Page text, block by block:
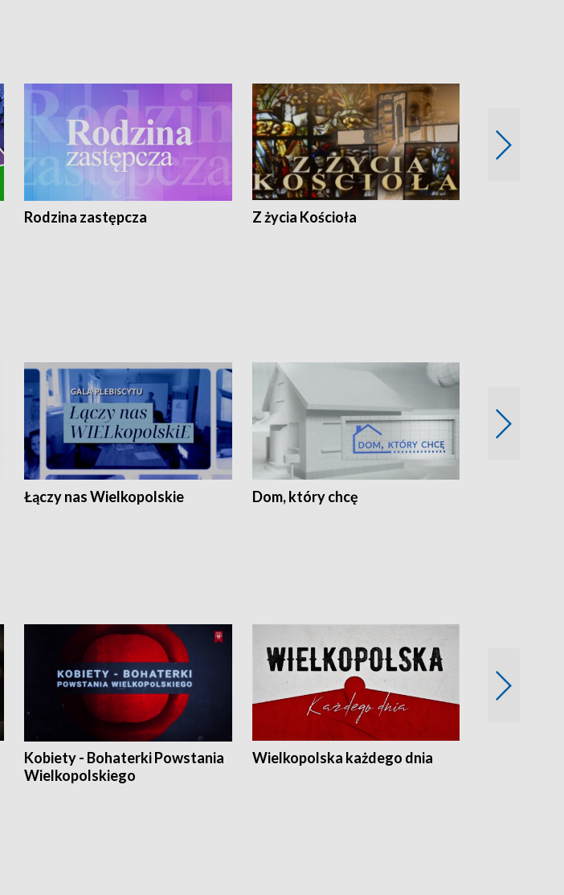
Rodzina zastępcza Z życia Kościoła
Łączy nas Wielkopolskie Dom, który chcę
Kobiety - Bohaterki Powstania
Wielkopolskiego
Wielkopolska każdego dnia